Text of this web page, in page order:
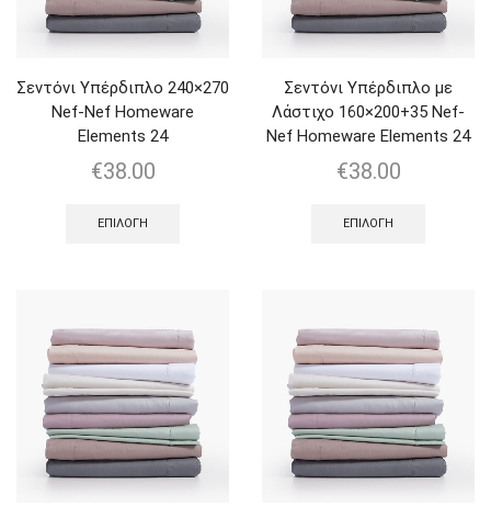
Σεντόνι Υπέρδιπλο 240×270
Nef-Nef Homeware
Elements 24
€38.00
ΕΠΙΛΟΓΉ
Σεντόνι Υπέρδιπλο με
Λάστιχο 160×200+35 Nef-
Nef Homeware Elements 24
€38.00
ΕΠΙΛΟΓΉ